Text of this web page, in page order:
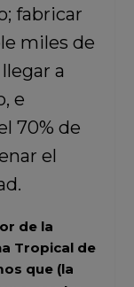
fabricar
miles de
a
e
70% de
el
de la
Tropical de
que (la